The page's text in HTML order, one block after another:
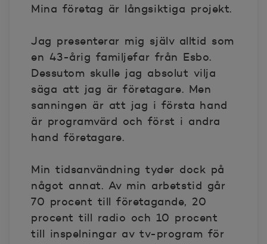
Mina företag är långsiktiga projekt.
Jag presenterar mig själv alltid som
en 43-årig familjefar från Esbo.
Dessutom skulle jag absolut vilja
säga att jag är företagare. Men
sanningen är att jag i första hand
är programvärd och först i andra
hand företagare.
Min tidsanvändning tyder dock på
något annat. Av min arbetstid går
70 procent till företagande, 20
procent till radio och 10 procent
till inspelningar av tv-program för